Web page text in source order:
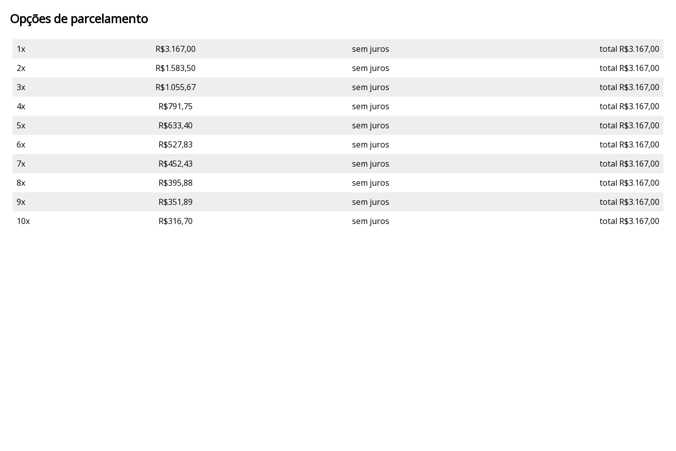
Opções de parcelamento
1x R$3.167,00 sem juros
total R$3.167,00
2x
R$1.583,50 sem juros
total R$3.167,00
3x
R$1.055,67 sem juros
total R$3.167,00
4x
R$791,75 sem juros
total R$3.167,00
5x
R$633,40 sem juros
total R$3.167,00
6x
R$527,83 sem juros
total R$3.167,00
7x
R$452,43 sem juros
total R$3.167,00
8x
R$395,88 sem juros
total R$3.167,00
9x
R$351,89 sem juros
total R$3.167,00
10x
R$316,70 sem juros total R$3.167,00